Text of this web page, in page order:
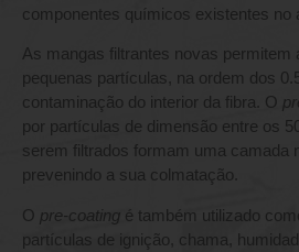
componentes químicos existentes no
As mangas filtrantes novas permitem
pequenas partículas, na ordem dos
contaminação do interior da fibra. O
por partículas de dimensão entre os
serem filtrados formam uma camada
prevenindo a sua colmatação.
O pre-coating é também utilizado
partículas de ignição, chama,